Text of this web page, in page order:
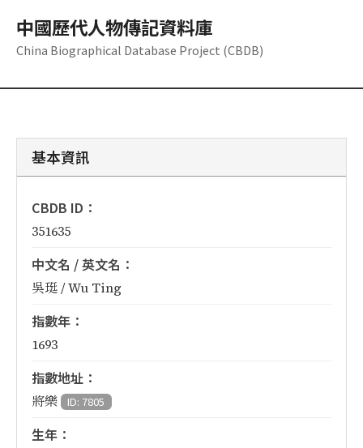
中國歷代人物傳記資料庫
China Biographical Database Project (CBDB)
基本資訊
CBDB ID：
351635
中文名 / 英文名：
吳珽 / Wu Ting
指數年：
1693
指數地址：
將樂 ID: 7805
生年：